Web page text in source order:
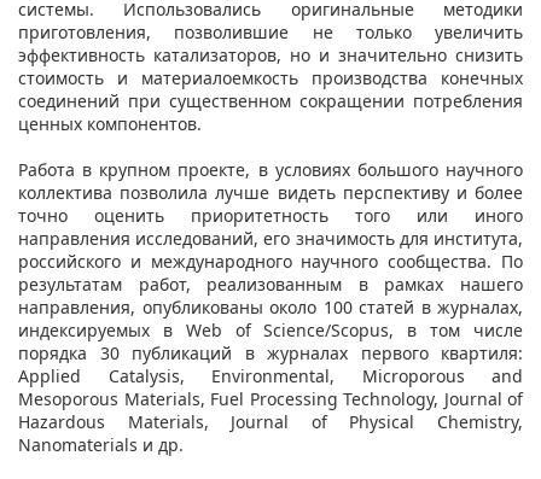
системы. Использовались оригинальные методики
приготовления, позволившие не только увеличить
эффективность катализаторов, но и значительно снизить
стоимость и материалоемкость производства конечных
соединений при существенном сокращении потребления
ценных компонентов.
Работа в крупном проекте, в условиях большого научного
коллектива позволила лучше видеть перспективу и более
точно оценить приоритетность того или иного
направления исследований, его значимость для института,
российского и международного научного сообщества. По
результатам работ, реализованным в рамках нашего
направления, опубликованы около 100 статей в журналах,
индексируемых в Web of Science/Scopus, в том числе
порядка 30 публикаций в журналах первого квартиля:
Applied Catalysis, Environmental, Microporous and
Mesoporous Materials, Fuel Processing Technology, Journal of
Hazardous Materials, Journal of Physical Chemistry,
Nanomaterials и др.